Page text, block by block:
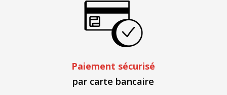
Paiement sécurisé
par carte bancaire